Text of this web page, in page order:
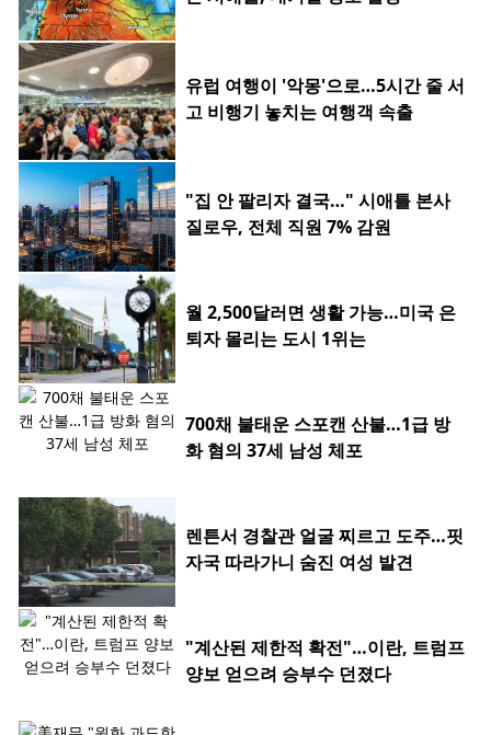
유럽 여행이 '악몽'으로…5시간 줄 서
고 비행기 놓치는 여행객 속출
"집 안 팔리자 결국…" 시애틀 본사
질로우, 전체 직원 7% 감원
월 2,500달러면 생활 가능…미국 은
퇴자 몰리는 도시 1위는
700채 불태운 스포캔 산불…1급 방
화 혐의 37세 남성 체포
렌튼서 경찰관 얼굴 찌르고 도주…핏
자국 따라가니 숨진 여성 발견
"계산된 제한적 확전"…이란, 트럼프
양보 얻으려 승부수 던졌다